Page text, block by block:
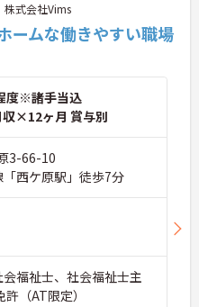
株式会社Vims
ームな働きやすい職場
度※諸手当込
収×12ヶ月 賞与別
3-66-10
西ケ原駅」徒歩7分
福祉士、社会福祉士主
（AT限定）